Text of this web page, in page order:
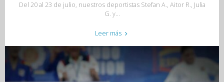
Del 20 al 23 de julio, nuestros deportistas Stefan A., Aitor R., Julia
G. y...
Leer más "CONCENTRACIÓN
Y
JUNIOR